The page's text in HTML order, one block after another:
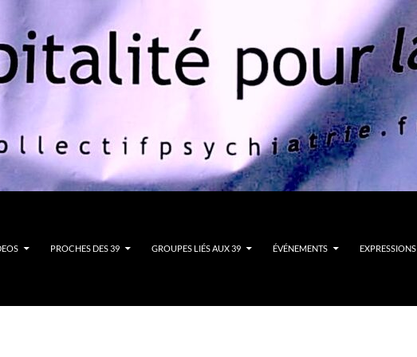
PROCHES DES 39 GROUPES LIÉS AUX 39 ÉVÉNEMENTS EXPRESSIONS